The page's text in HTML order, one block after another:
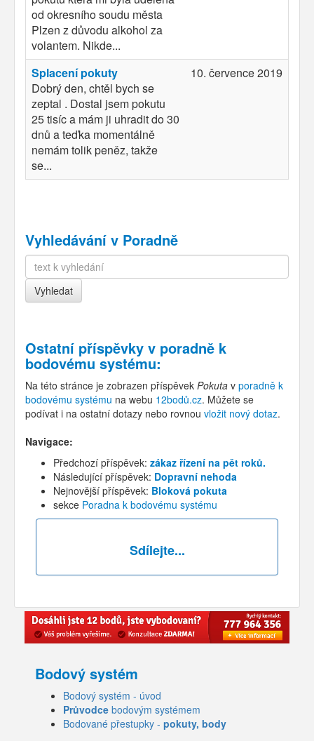
od okresního soudu města
Plzen z důvodu alkohol za
volantem. Nikde...
Splacení pokuty
Dobrý den, chtěl bych se
zeptal . Dostal jsem pokutu
25 tisíc a mám ji uhradit do 30
dnů a teďka momentálně
nemám tolik peněz, takže
se...
10. července 2019
Vyhledávání v Poradně
Ostatní příspěvky v poradně k
bodovému systému:
Na této stránce je zobrazen příspěvek Pokuta v poradně k
bodovému systému na webu 12bodů.cz. Můžete se
podívat i na ostatní dotazy nebo rovnou vložit nový dotaz.
Navigace:
Předchozí příspěvek: zákaz řízení na pět roků.
Následující příspěvek: Dopravní nehoda
Nejnovější příspěvek: Bloková pokuta
sekce Poradna k bodovému systému
Sdílejte...
Bodový systém
Bodový systém - úvod
Průvodce bodovým systémem
Bodované přestupky - pokuty, body